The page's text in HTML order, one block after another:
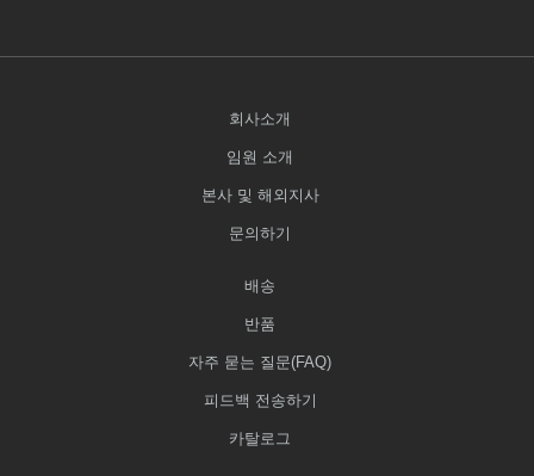
회사소개
임원 소개
본사 및 해외지사
문의하기
배송
반품
자주 묻는 질문(FAQ)
피드백 전송하기
카탈로그